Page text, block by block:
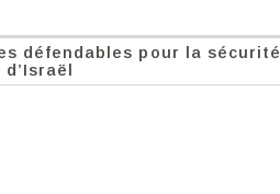
défendables pour la sécurité